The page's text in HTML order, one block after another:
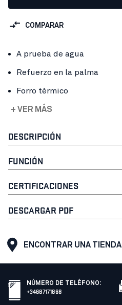
COMPARAR
A prueba de agua
Refuerzo en la palma
Forro térmico
+ VER MÁS
DESCRIPCIÓN
FUNCIÓN
CERTIFICACIONES
DESCARGAR PDF
ENCONTRAR UNA TIENDA
NÚMERO DE TELÉFONO:
+34687171868